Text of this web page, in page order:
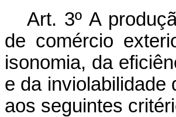
Art. 3º A
de comércio
isonomia, da
e da inviolabilidade
aos seguintes